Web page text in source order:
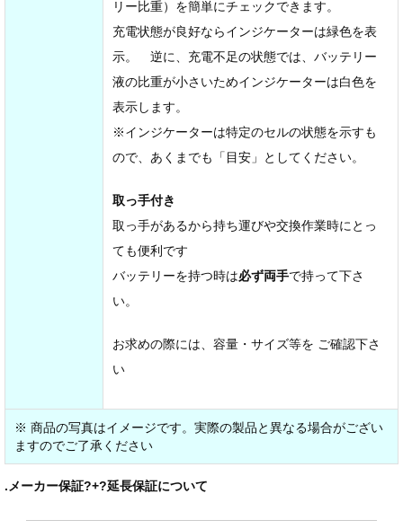
リー比重）を簡単にチェックできます。
充電状態が良好ならインジケーターは緑色を表
示。 逆に、充電不足の状態では、バッテリー
液の比重が小さいためインジケーターは白色を
表示します。
※インジケーターは特定のセルの状態を示すも
ので、あくまでも「目安」としてください。
取っ手付き
取っ手があるから持ち運びや交換作業時にとっ
ても便利です
バッテリーを持つ時は必ず両手で持って下さ
い。
お求めの際には、容量・サイズ等を ご確認下さ
い
※ 商品の写真はイメージです。実際の製品と異なる場合がござい
ますのでご了承ください
.メーカー保証?+?延長保証について